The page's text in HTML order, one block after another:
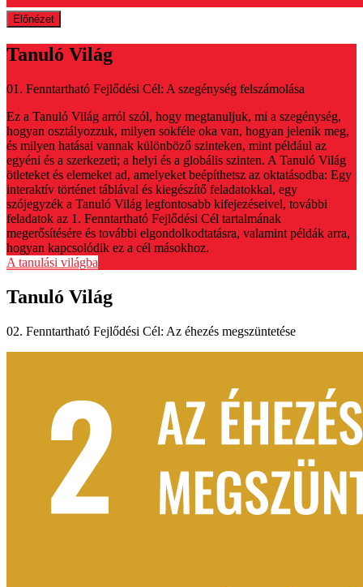
Előnézet
Tanuló Világ
01. Fenntartható Fejlődési Cél: A szegénység felszámolása
Ez a Tanuló Világ arról szól, hogy megtanuljuk, mi a szegénység,
hogyan osztályozzuk, milyen sokféle oka van, hogyan jelenik meg,
és milyen hatásai vannak különböző szinteken, mint például az
egyéni és a szerkezeti; a helyi és a globális szinten. A Tanuló Világ
ötleteket és elemeket ad, amelyeket beépíthetsz az oktatásodba: Egy
interaktív történet táblával és kiegészítő feladatokkal, egy
szójegyzék a Tanuló Világ legfontosabb kifejezéseivel, további
feladatok az 1. Fenntartható Fejlődési Cél tartalmának
megerősítésére és további elgondolkodtatásra, valamint példák arra,
hogyan kapcsolódik ez a cél másokhoz.
A tanulási világba
Tanuló Világ
02. Fenntartható Fejlődési Cél: Az éhezés megszüntetése